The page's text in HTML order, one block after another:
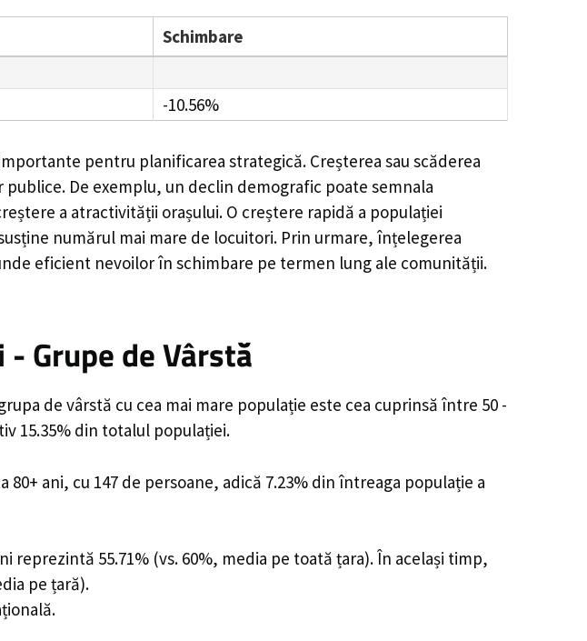
Schimbare
-10.56%
pentru planificarea strategică. Creșterea sau scăderea
De exemplu, un declin demografic poate semnala
a atractivității orașului. O creștere rapidă a populației
numărul mai mare de locuitori. Prin urmare, înțelegerea
eficient nevoilor în schimbare pe termen lung ale comunității.
Grupe de Vârstă
de vârstă cu cea mai mare populație este cea cuprinsă între 50 -
15.35% din totalul populației.
ani, cu 147 de persoane, adică 7.23% din întreaga populație a
55.71% (vs. 60%, media pe toată țara). În același timp,
pe țară).